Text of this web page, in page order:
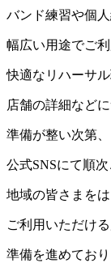
バンド練習や個
幅広い用途でご
快適なリハーサ
店舗の詳細など
準備が整い次第
公式SNSにて順
地域の皆さまを
ご利用いただけ
準備を進めており